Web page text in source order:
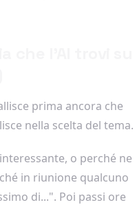
prima ancora che
nella scelta del tema.
o perché ne
in riunione qualcuno
di...". Poi passi ore